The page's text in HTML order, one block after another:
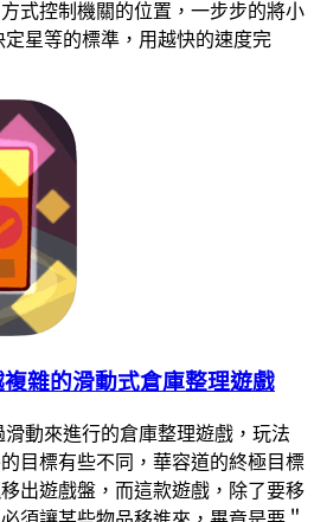
式控制機關的位置，一步步的將小
星等的標準，用越快的速度完
複雜的滑動式倉庫整理遊戲
滑動來進行的倉庫整理遊戲，玩法
目標有些不同，華容道的終極目標
出遊戲盤，而這款遊戲，除了要移